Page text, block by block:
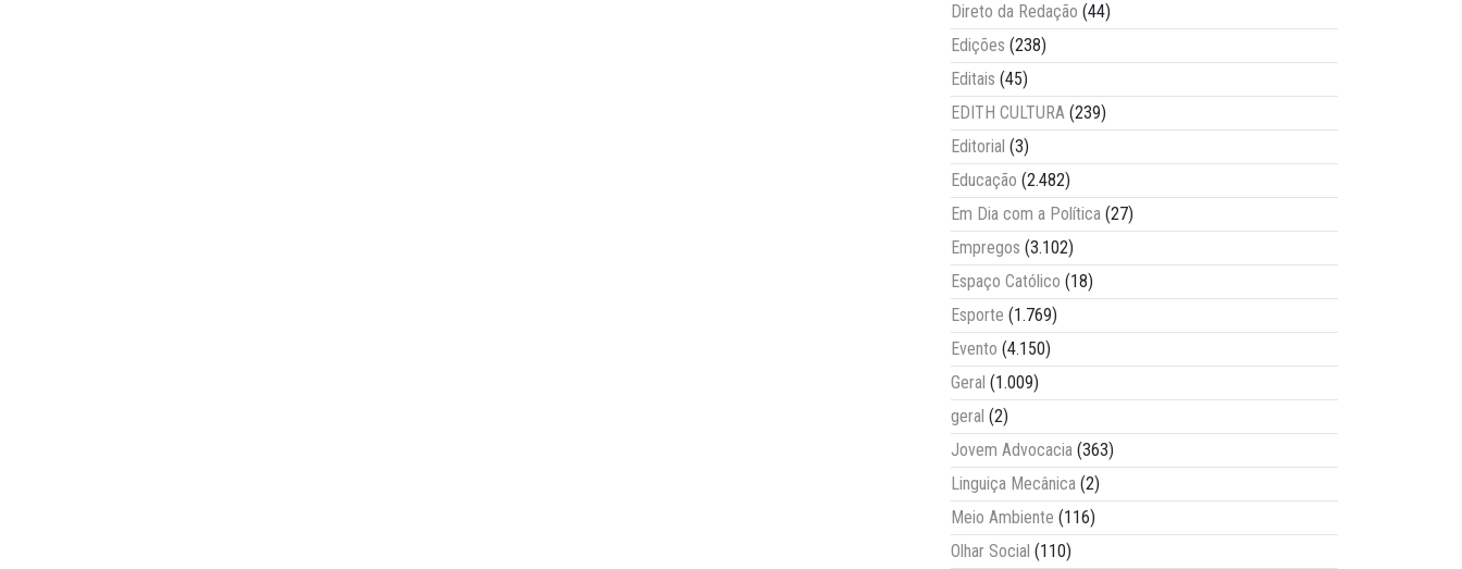
Direto da Redação (44)
Edições (238)
Editais (45)
EDITH CULTURA (239)
Editorial (3)
Educação (2.482)
Em Dia com a Política (27)
Empregos (3.102)
Espaço Católico (18)
Esporte (1.769)
Evento (4.150)
Geral (1.009)
geral (2)
Jovem Advocacia (363)
Linguiça Mecânica (2)
Meio Ambiente (116)
Olhar Social (110)